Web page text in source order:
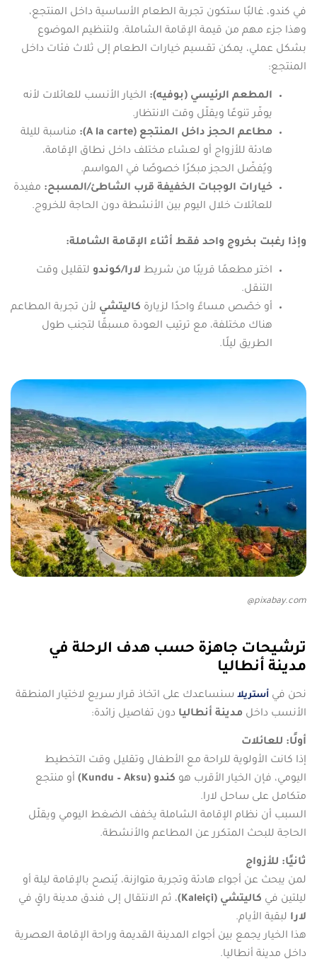
في كندو، غالبًا ستكون تجربة الطعام الأساسية داخل المنتجع،
وهذا جزء مهم من قيمة الإقامة الشاملة. ولتنظيم الموضوع
بشكل عملي، يمكن تقسيم خيارات الطعام إلى ثلاث فئات داخل
المنتجع:
المطعم الرئيسي (بوفيه): الخيار الأنسب للعائلات لأنه
يوفّر تنوعًا ويقلّل وقت الانتظار.
مطاعم الحجز داخل المنتجع (A la carte):
مناسبة لليلة
هادئة للأزواج أو لعشاء مختلف داخل نطاق الإقامة،
ويُفضّل الحجز مبكرًا خصوصًا في المواسم.
خيارات الوجبات الخفيفة قرب الشاطئ/المسبح: مفيدة
للعائلات خلال اليوم بين الأنشطة دون الحاجة للخروج.
وإذا رغبت بخروج واحد فقط أثناء الإقامة الشاملة:
اختر مطعمًا قريبًا من شريط لارا/كوندو لتقليل وقت
التنقل.
أو خصّص مساءً واحدًا لزيارة كاليتشي لأن تجربة المطاعم
هناك مختلفة، مع ترتيب العودة مسبقًا لتجنب طول
الطريق ليلًا.
pixabay.com@
ترشيحات جاهزة حسب هدف الرحلة في
مدينة أنطاليا
نحن في أستريلا سنساعدك على اتخاذ قرار سريع لاختيار المنطقة
الأنسب داخل مدينة أنطاليا دون تفاصيل زائدة:
أولًا: للعائلات
إذا كانت الأولوية للراحة مع الأطفال وتقليل وقت التخطيط
اليومي، فإن الخيار الأقرب هو كندو (Kundu – Aksu)
أو منتجع
متكامل على ساحل لارا.
السبب أن نظام الإقامة الشاملة يخفف الضغط اليومي ويقلّل
الحاجة للبحث المتكرر عن المطاعم والأنشطة.
ثانيًا: للأزواج
لمن يبحث عن أجواء هادئة وتجربة متوازنة، يُنصح بالإقامة ليلة أو
ليلتين في كاليتشي (Kaleiçi)
، ثم الانتقال إلى فندق مدينة راقٍ في
لارا لبقية الأيام.
هذا الخيار يجمع بين أجواء المدينة القديمة وراحة الإقامة العصرية
داخل مدينة أنطاليا.